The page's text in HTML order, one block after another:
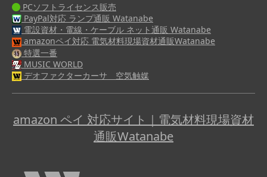
PCソフトライセンス販売
PayPal対応 ランプ通販 Watanabe
電設資材・電線・ケーブル ネット通販 Watanabe
amazonペイ対応 電気材料現場資材通販Watanabe
特選一番
MUSIC WORLD
デオファクターカーサ 空気触媒
amazon ペイ 対応サイト｜電気材料現場資材
通販Watanabe